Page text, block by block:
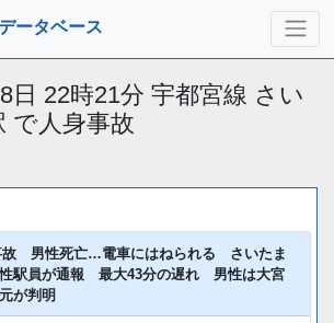
ータベース
日 22時21分 宇都宮線 さい
で人身事故
故 男性死亡…電車にはねられる さいたま
駅員が通報 最大43分の遅れ 男性は大宮
が判明